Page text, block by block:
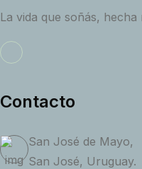
La vida que soñás, hecha
Contacto
San José de Mayo,
San José, Uruguay.